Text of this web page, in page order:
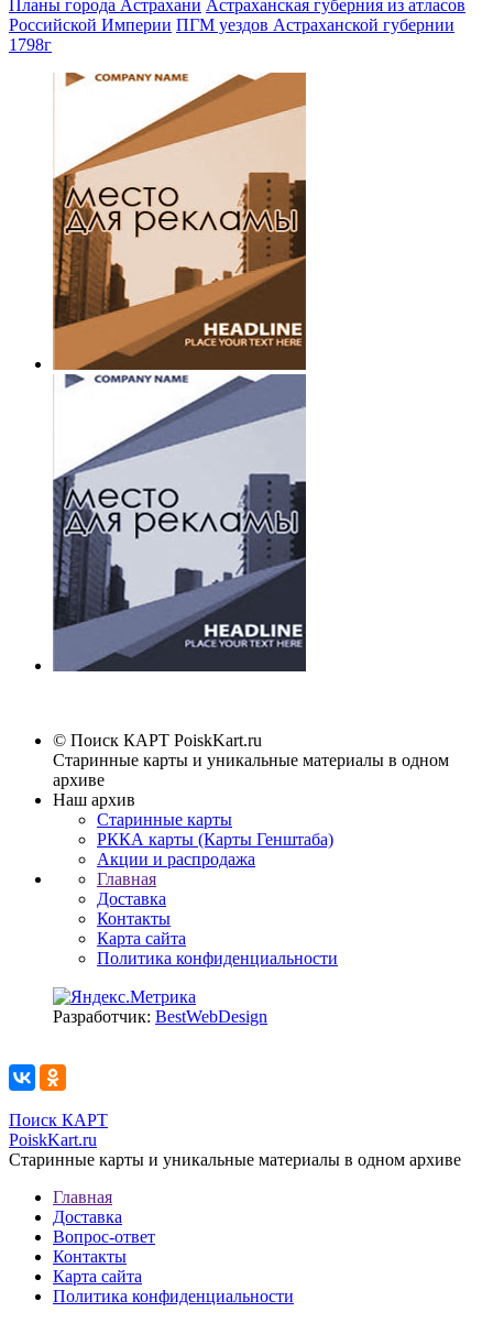
Планы города Астрахани Астраханская губерния из атласов
Российской Империи ПГМ уездов Астраханской губернии
1798г
© Поиск КАРТ PoiskKart.ru
Старинные карты и уникальные материалы в одном
архиве
Наш архив
Старинные карты
РККА карты (Карты Генштаба)
Акции и распродажа
Главная
Доставка
Контакты
Карта сайта
Политика конфиденциальности
Разработчик: BestWebDesign
Поиск КАРТ
PoiskKart.ru
Старинные карты и уникальные материалы в одном архиве
Главная
Доставка
Вопрос-ответ
Контакты
Карта сайта
Политика конфиденциальности